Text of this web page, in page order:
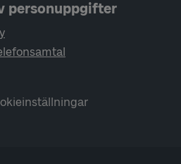
personuppgifter